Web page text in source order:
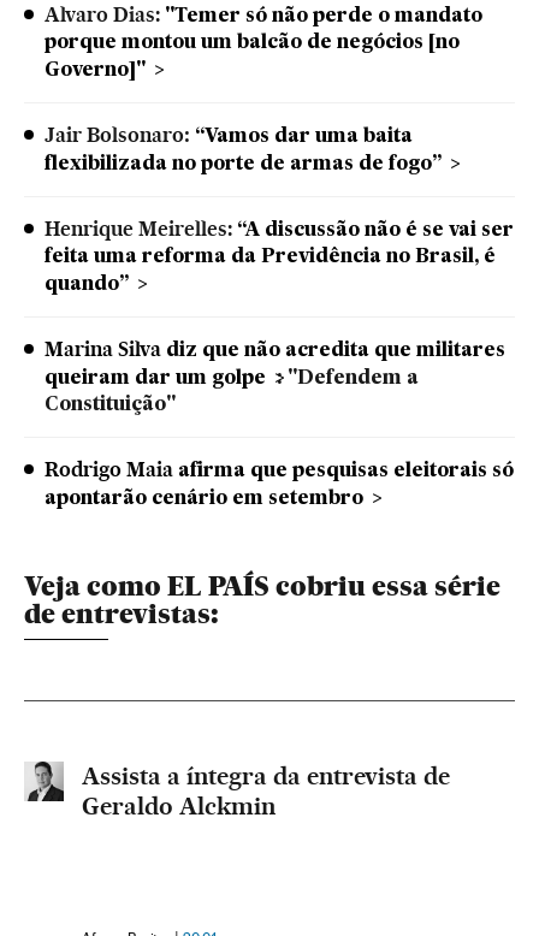
Alvaro Dias: "Temer só não perde o mandato
porque montou um balcão de negócios [no
Governo]"
Jair Bolsonaro: “Vamos dar uma baita
flexibilizada no porte de armas de fogo”
Henrique Meirelles: “A discussão não é se vai ser
feita uma reforma da Previdência no Brasil, é
quando”
Marina Silva diz que não acredita que militares
queiram dar um golpe
: "Defendem a
Constituição"
Rodrigo Maia afirma que pesquisas eleitorais só
apontarão cenário em setembro
Veja como EL PAÍS cobriu essa série
de entrevistas:
Assista a íntegra da entrevista de
Geraldo Alckmin